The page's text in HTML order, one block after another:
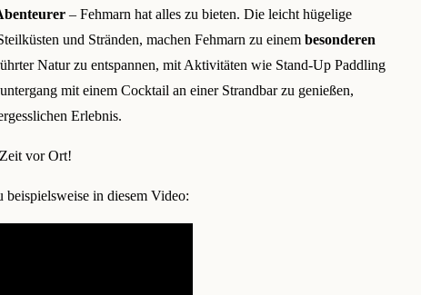
– Fehmarn hat alles zu bieten. Die leicht hügelige
und Stränden, machen Fehmarn zu einem besonderen
Natur zu entspannen, mit Aktivitäten wie Stand-Up Paddling
mit einem Cocktail an einer Strandbar zu genießen,
Erlebnis.
vor Ort!
beispielsweise in diesem Video: